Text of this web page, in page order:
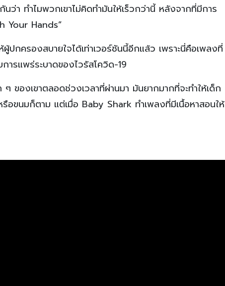
า ทำไมพวกเขาไม่คิดทำมันให้เร็วกว่านี้ หลังจากที่มีการ
Your Hands”
กครองสบายใจได้เท่าเวอร์ชันนี้อีกแล้ว เพราะนี่คือเพลงที่
ารแพร่ระบาดของไวรัสโควิด-19
องเขาตลอดช่วงเวลาที่ผ่านมา มันยากมากที่จะทำให้เด็ก
อขนมก็ตาม แต่เมื่อ Baby Shark ทำเพลงที่มีเนื้อหาสอนให้